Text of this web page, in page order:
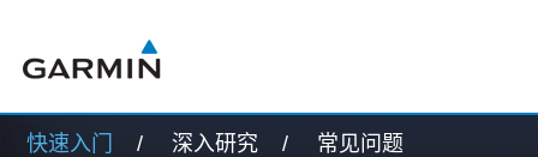
快速入门 / 深入研究 / 常见问题